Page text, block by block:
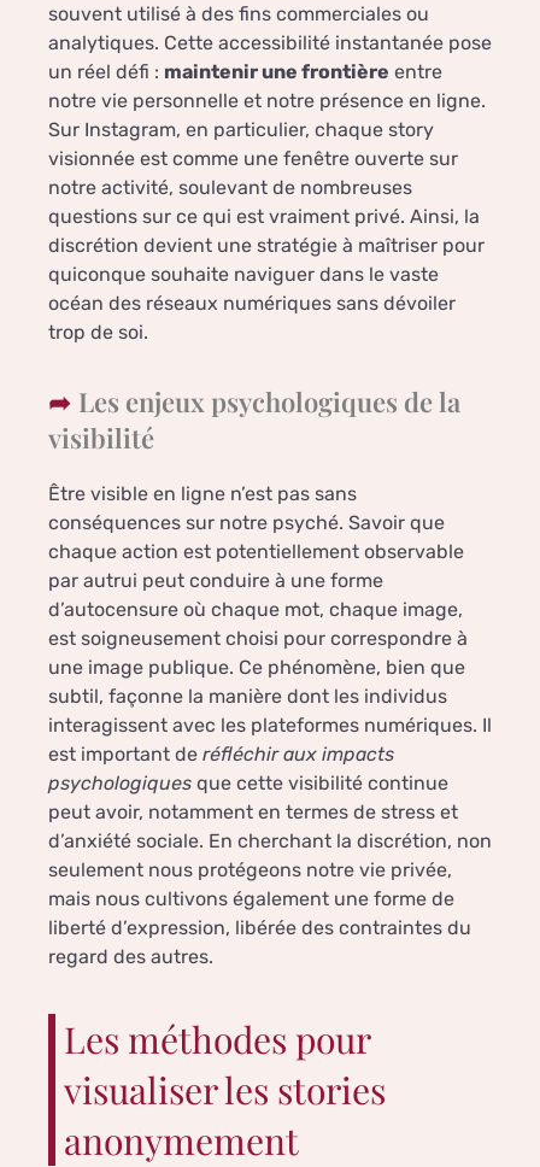
souvent utilisé à des fins commerciales ou
analytiques. Cette accessibilité instantanée pose
un réel défi : maintenir une frontière entre
notre vie personnelle et notre présence en ligne.
Sur Instagram, en particulier, chaque story
visionnée est comme une fenêtre ouverte sur
notre activité, soulevant de nombreuses
questions sur ce qui est vraiment privé. Ainsi, la
discrétion devient une stratégie à maîtriser pour
quiconque souhaite naviguer dans le vaste
océan des réseaux numériques sans dévoiler
trop de soi.
Les enjeux psychologiques de la
visibilité
Être visible en ligne n’est pas sans
conséquences sur notre psyché. Savoir que
chaque action est potentiellement observable
par autrui peut conduire à une forme
d’autocensure où chaque mot, chaque image,
est soigneusement choisi pour correspondre à
une image publique. Ce phénomène, bien que
subtil, façonne la manière dont les individus
interagissent avec les plateformes numériques. Il
est important de réfléchir aux impacts
psychologiques que cette visibilité continue
peut avoir, notamment en termes de stress et
d’anxiété sociale. En cherchant la discrétion, non
seulement nous protégeons notre vie privée,
mais nous cultivons également une forme de
liberté d’expression, libérée des contraintes du
regard des autres.
Les méthodes pour
visualiser les stories
anonymement